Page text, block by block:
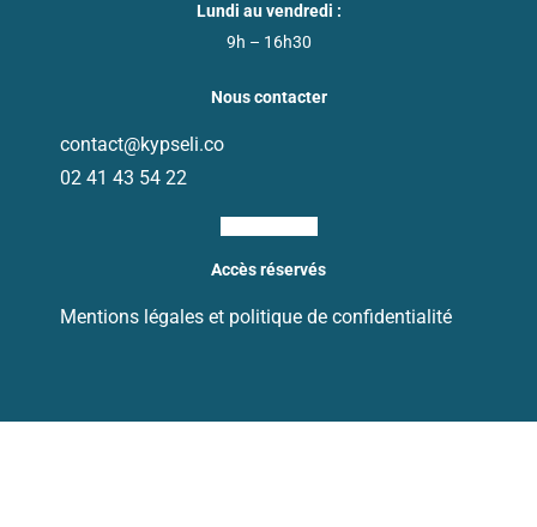
Lundi au vendredi :
9h – 16h30
Nous contacter
contact@kypseli.co
02 41 43 54 22
Accès réservés
Mentions légales et politique de confidentialité